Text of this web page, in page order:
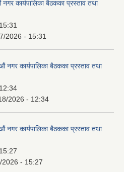
कार्यपालिका बैठकका प्रस्ताव तथा
2026 - 15:31
कार्यपालिका बैठकका प्रस्ताव तथा
2026 - 12:34
कार्यपालिका बैठकका प्रस्ताव तथा
2026 - 15:27